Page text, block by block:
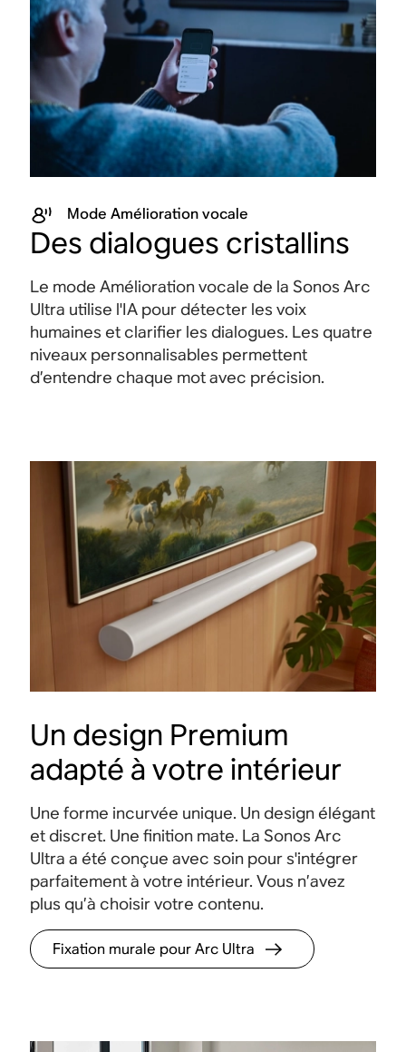
Mode Amélioration vocale
Des dialogues cristallins
Le mode Amélioration vocale de la Sonos Arc
Ultra utilise l'IA pour détecter les voix
humaines et clarifier les dialogues. Les quatre
niveaux personnalisables permettent
d’entendre chaque mot avec précision.
Un design Premium
adapté à votre intérieur
Une forme incurvée unique. Un design élégant
et discret. Une finition mate. La Sonos Arc
Ultra a été conçue avec soin pour s'intégrer
parfaitement à votre intérieur. Vous n’avez
plus qu’à choisir votre contenu.
Fixation murale pour Arc Ultra